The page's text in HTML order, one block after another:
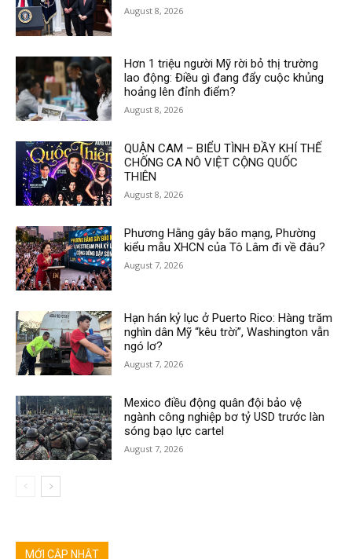
August 8, 2026
Hơn 1 triệu người Mỹ rời bỏ thị trường
lao động: Điều gì đang đẩy cuộc khủng
hoảng lên đỉnh điểm?
August 8, 2026
QUẬN CAM – BIỂU TÌNH ĐẦY KHÍ THẾ
CHỐNG CA NÔ VIỆT CỘNG QUỐC
THIÊN
August 8, 2026
Phương Hằng gây bão mạng, Phường
kiểu mẫu XHCN của Tô Lâm đi về đâu?
August 7, 2026
Hạn hán kỷ lục ở Puerto Rico: Hàng trăm
nghìn dân Mỹ “kêu trời”, Washington vẫn
ngó lơ?
August 7, 2026
Mexico điều động quân đội bảo vệ
ngành công nghiệp bơ tỷ USD trước làn
sóng bạo lực cartel
August 7, 2026
MỚI CẬP NHẬT